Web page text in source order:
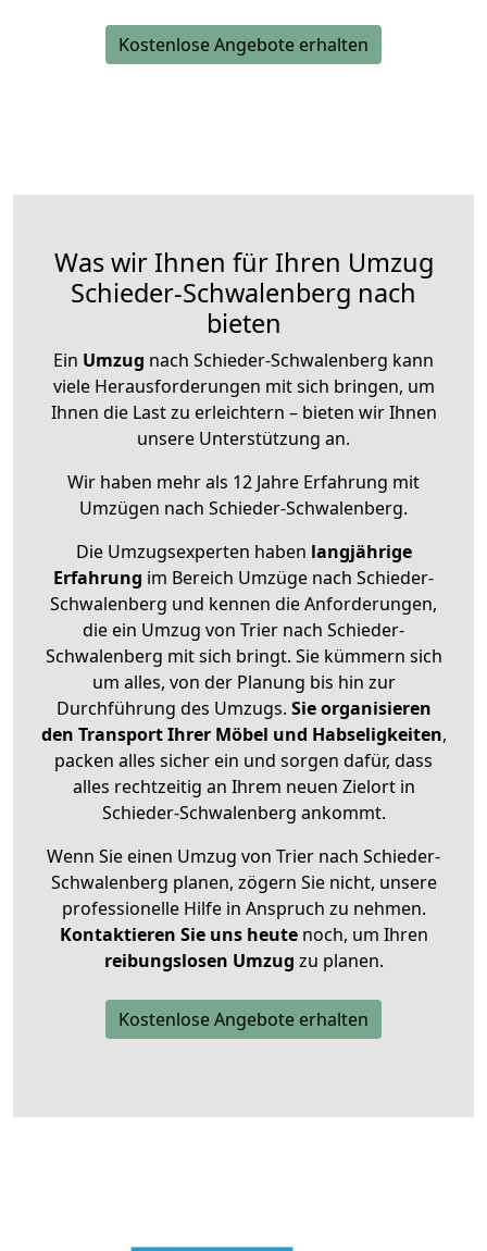
Kostenlose Angebote erhalten
Was wir Ihnen für Ihren Umzug
Schieder-Schwalenberg nach
bieten
Ein Umzug nach Schieder-Schwalenberg kann
viele Herausforderungen mit sich bringen, um
Ihnen die Last zu erleichtern – bieten wir Ihnen
unsere Unterstützung an.
Wir haben mehr als 12 Jahre Erfahrung mit
Umzügen nach Schieder-Schwalenberg.
Die Umzugsexperten haben langjährige
Erfahrung im Bereich Umzüge nach Schieder-
Schwalenberg und kennen die Anforderungen,
die ein Umzug von Trier nach Schieder-
Schwalenberg mit sich bringt. Sie kümmern sich
um alles, von der Planung bis hin zur
Durchführung des Umzugs. Sie organisieren
den Transport Ihrer Möbel und Habseligkeiten,
packen alles sicher ein und sorgen dafür, dass
alles rechtzeitig an Ihrem neuen Zielort in
Schieder-Schwalenberg ankommt.
Wenn Sie einen Umzug von Trier nach Schieder-
Schwalenberg planen, zögern Sie nicht, unsere
professionelle Hilfe in Anspruch zu nehmen.
Kontaktieren Sie uns heutenoch, um Ihren
reibungslosen Umzug zu planen.
Kostenlose Angebote erhalten